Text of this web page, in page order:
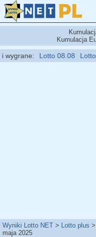
Kumulacja
Lotto 08.08 Lotto
Wyniki Lotto NET Lotto plus
maja 2025